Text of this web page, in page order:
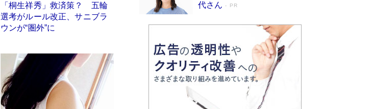
「桐生祥秀」救済策？ 五輪
選考がルール改正、サニブラ
ウンが“圏外”に
代さん
PR